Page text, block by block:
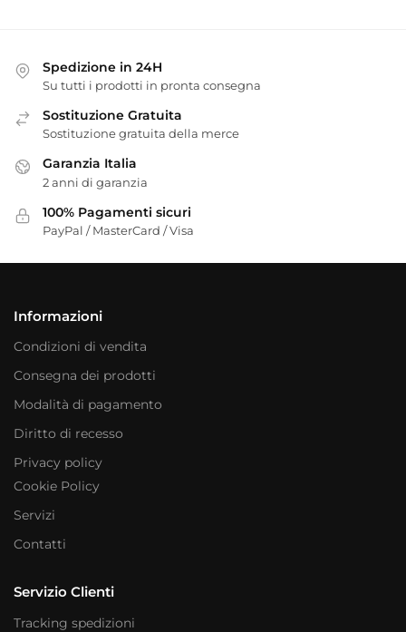
Spedizione in 24H
Su tutti i prodotti in pronta consegna
Sostituzione Gratuita
Sostituzione gratuita della merce
Garanzia Italia
2 anni di garanzia
100% Pagamenti sicuri
PayPal / MasterCard / Visa
Informazioni
Condizioni di vendita
Consegna dei prodotti
Modalità di pagamento
Diritto di recesso
Privacy policy
Cookie Policy
Servizi
Contatti
Servizio Clienti
Tracking spedizioni